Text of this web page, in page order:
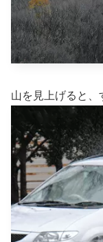
山を見上げると、